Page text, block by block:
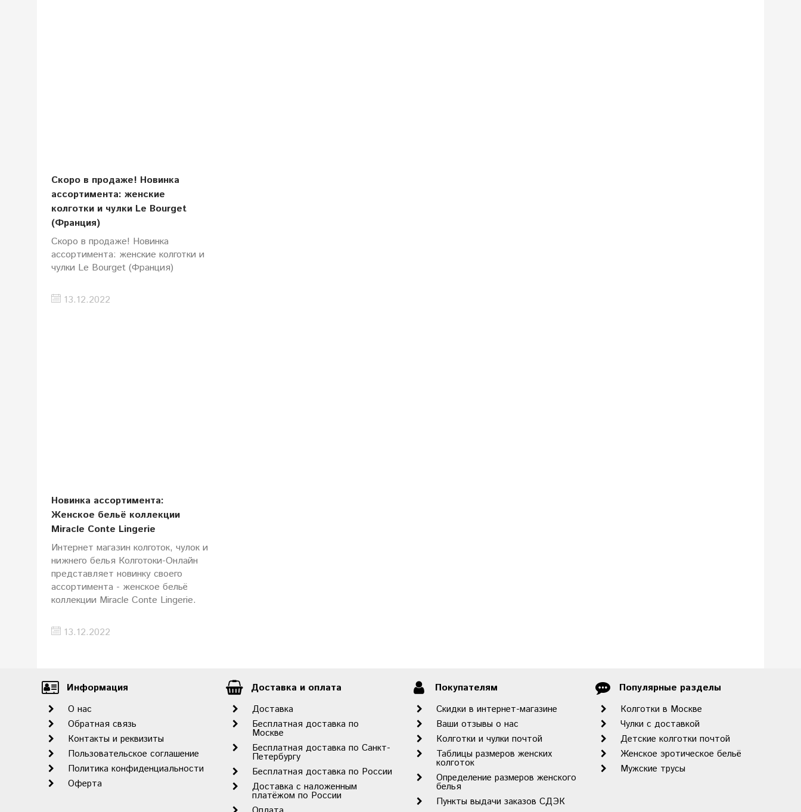
Скоро в продаже! Новинка
ассортимента: женские
колготки и чулки Le Bourget
(Франция)
Скоро в продаже! Новинка
ассортимента: женские колготки и
чулки Le Bourget (Франция)
13.12.2022
Новинка ассортимента:
Женское бельё коллекции
Miracle Conte Lingerie
Интернет магазин колготок, чулок и
нижнего белья Колготоки-Онлайн
представляет новинку своего
ассортимента - женское бельё
коллекции Miracle Conte Lingerie.
13.12.2022
Информация
О нас
Обратная связь
Контакты и реквизиты
Пользовательское соглашение
Политика конфиденциальности
Оферта
Доставка и оплата
Доставка
Бесплатная доставка по
Москве
Бесплатная доставка по Санкт-
Петербургу
Бесплатная доставка по России
Доставка с наложенным
платёжом по России
Покупателям
Скидки в интернет-магазине
Ваши отзывы о нас
Колготки и чулки почтой
Таблицы размеров женских
колготок
Определение размеров женского
белья
Пункты выдачи заказов СДЭК
Популярные разделы
Колготки в Москве
Чулки с доставкой
Детские колготки почтой
Женское эротическое бельё
Мужские трусы